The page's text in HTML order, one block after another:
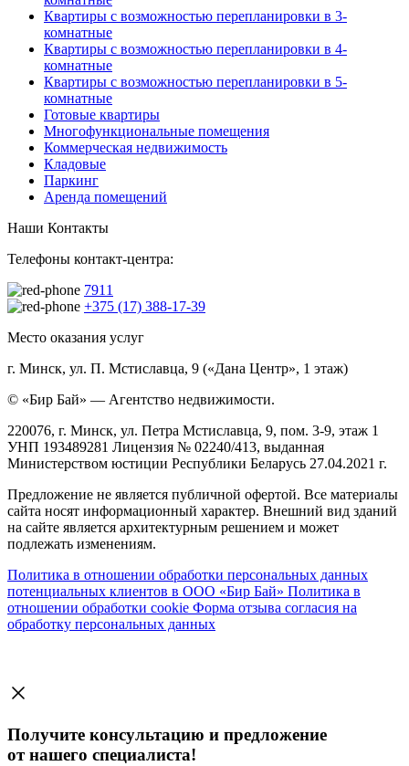
Квартиры с возможностью перепланировки в 3-
комнатные
Квартиры с возможностью перепланировки в 4-
комнатные
Квартиры с возможностью перепланировки в 5-
комнатные
Готовые квартиры
Многофункциональные помещения
Коммерческая недвижимость
Кладовые
Паркинг
Аренда помещений
Наши Контакты
Телефоны контакт-центра:
7911
+375 (17) 388-17-39
Место оказания услуг
г. Минск, ул. П. Мстиславца, 9 («Дана Центр», 1 этаж)
© «Бир Бай» — Агентство недвижимости.
220076, г. Минск, ул. Петра Мстиславца, 9, пом. 3-9, этаж 1
УНП 193489281 Лицензия № 02240/413, выданная
Министерством юстиции Республики Беларусь 27.04.2021 г.
Предложение не является публичной офертой. Все материалы
сайта носят информационный характер. Внешний вид зданий
на сайте является архитектурным решением и может
подлежать изменениям.
Политика в отношении обработки персональных данных
потенциальных клиентов в ООО «Бир Бай» Политика в
отношении обработки cookie Форма отзыва согласия на
обработку персональных данных
Получите консультацию и предложение
от нашего специалиста!